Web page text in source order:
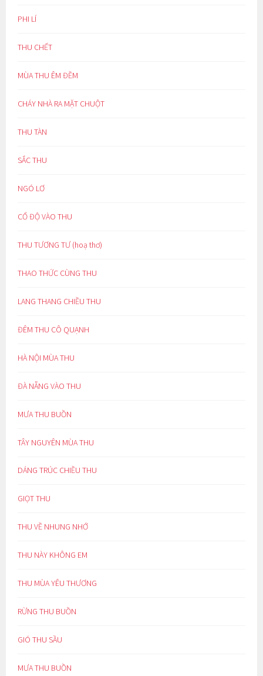
PHI LÍ
THU CHẾT
MÙA THU ÊM ĐỀM
CHÁY NHÀ RA MẶT CHUỘT
THU TÀN
SẮC THU
NGÓ LƠ
CỔ ĐỘ VÀO THU
THU TƯƠNG TƯ (hoạ thơ)
THAO THỨC CÙNG THU
LANG THANG CHIỀU THU
ĐÊM THU CÔ QUẠNH
HÀ NỘI MÙA THU
ĐÀ NẴNG VÀO THU
MƯA THU BUỒN
TÂY NGUYÊN MÙA THU
DÁNG TRÚC CHIỀU THU
GIỌT THU
THU VỀ NHUNG NHỚ
THU NÀY KHÔNG EM
THU MÙA YÊU THƯƠNG
RỪNG THU BUỒN
GIÓ THU SẦU
MƯA THU BUỒN